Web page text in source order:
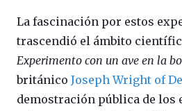
La fascinación por estos
trascendió el ámbito
Experimento con un ave en la
británico Joseph Wright of
demostración pública de los